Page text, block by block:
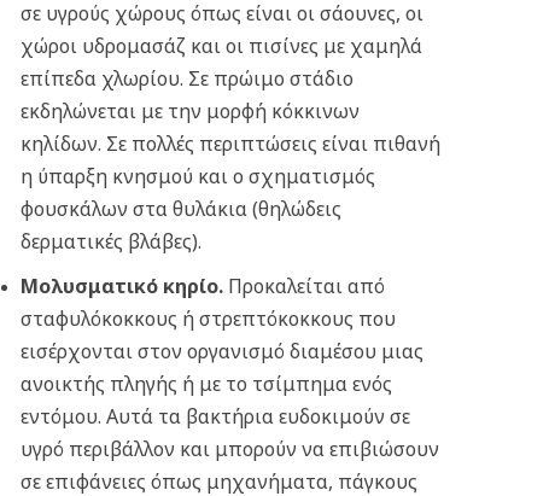
σε υγρούς χώρους όπως είναι οι σάουνες, οι
χώροι υδρομασάζ και οι πισίνες με χαμηλά
επίπεδα χλωρίου. Σε πρώιμο στάδιο
εκδηλώνεται με την μορφή κόκκινων
κηλίδων. Σε πολλές περιπτώσεις είναι πιθανή
η ύπαρξη κνησμού και ο σχηματισμός
φουσκάλων στα θυλάκια (θηλώδεις
δερματικές βλάβες).
Μολυσματικό κηρίο. Προκαλείται από
σταφυλόκοκκους ή στρεπτόκοκκους που
εισέρχονται στον οργανισμό διαμέσου μιας
ανοικτής πληγής ή με το τσίμπημα ενός
εντόμου. Αυτά τα βακτήρια ευδοκιμούν σε
υγρό περιβάλλον και μπορούν να επιβιώσουν
σε επιφάνειες όπως μηχανήματα, πάγκους